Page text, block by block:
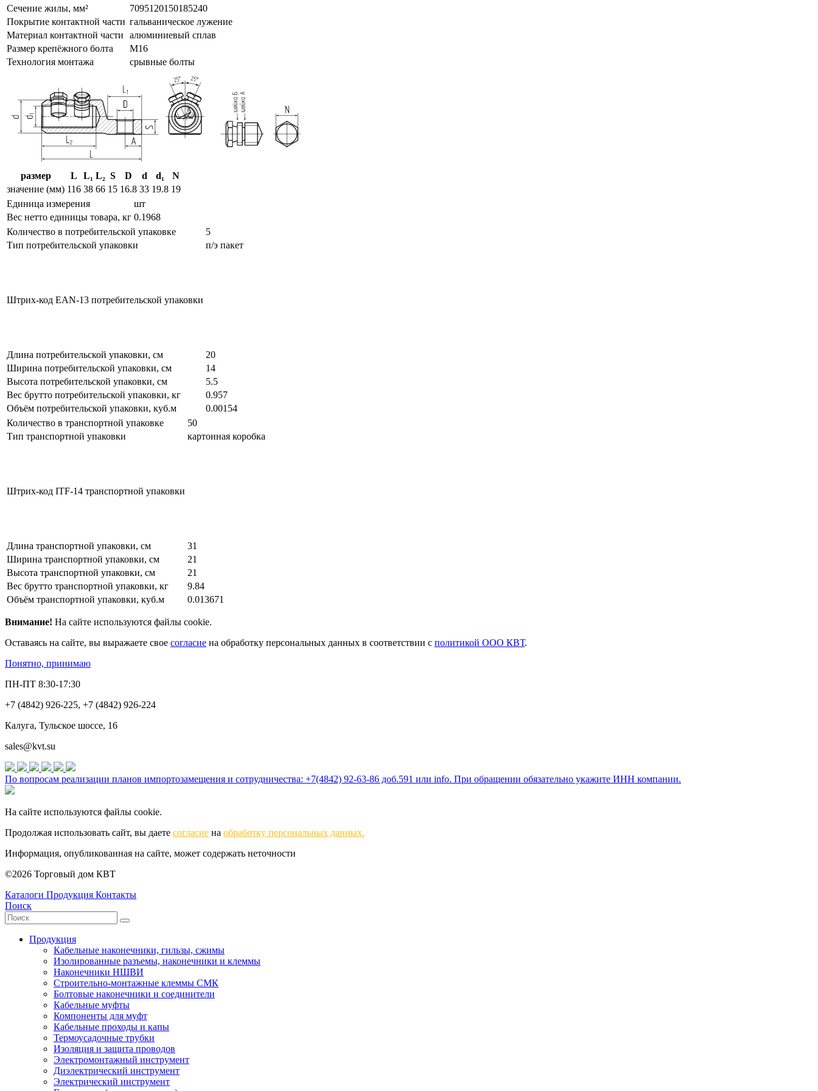
Сечение жилы, мм²
7095120150185240
Покрытие контактной части гальваническое лужение
Материал контактной части
алюминиевый сплав
Размер крепёжного болта
М16
Технология монтажа
срывные болты
размер L L₁ L₂ S D d d₁
N
значение (мм) 116 38 66 15 16.8 33 19.8 19
Единица измерения
шт
Вес нетто единицы товара, кг 0.1968
Количество в потребительской упаковке
5
Тип потребительской упаковки
п/э пакет
Штрих-код EAN-13 потребительской упаковки
Длина потребительской упаковки, см
20
Ширина потребительской упаковки, см
14
Высота потребительской упаковки, см
5.5
Вес брутто потребительской упаковки, кг
0.957
Объём потребительской упаковки, куб.м
0.00154
Количество в транспортной упаковке
50
Тип транспортной упаковки
картонная коробка
Штрих-код ITF-14 транспортной упаковки
Длина транспортной упаковки, см
31
Ширина транспортной упаковки, см
21
Высота транспортной упаковки, см
21
Вес брутто транспортной упаковки, кг
9.84
Объём транспортной упаковки, куб.м
0.013671
Внимание! На сайте используются файлы cookie.
Оставаясь на сайте, вы выражаете свое согласие на обработку персональных данных в соответствии с политикой ООО КВТ.
Понятно, принимаю
ПН-ПТ 8:30-17:30
+7 (4842) 926-225, +7 (4842) 926-224
Калуга, Тульское шоссе, 16
sales@kvt.su
По вопросам реализации планов импортозамещения и сотрудничества: +7(4842) 92-63-86 доб.591 или info. При обращении обязательно укажите ИНН компании.
На сайте используются файлы cookie.
Продолжая использовать сайт, вы даете согласие на обработку персональных данных.
Информация, опубликованная на сайте, может содержать неточности
©2026 Торговый дом КВТ
Каталоги Продукция Контакты
Поиск
Продукция
Кабельные наконечники, гильзы, сжимы
Изолированные разъемы, наконечники и клеммы
Наконечники НШВИ
Строительно-монтажные клеммы СМК
Болтовые наконечники и соединители
Кабельные муфты
Компоненты для муфт
Кабельные проходы и капы
Термоусадочные трубки
Изоляция и защита проводов
Электромонтажный инструмент
Диэлектрический инструмент
Электрический инструмент